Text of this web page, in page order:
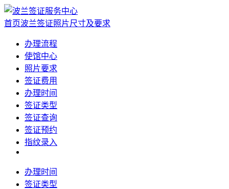
首页波兰签证照片尺寸及要求
办理流程
使馆中心
照片要求
签证费用
办理时间
签证类型
签证查询
签证预约
指纹录入
办理时间
签证类型